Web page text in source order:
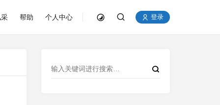
帮助 个人中心 登录